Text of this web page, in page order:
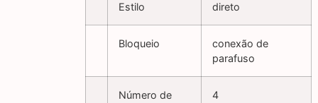
Estilo direto
Bloqueio
conexão de
parafuso
Número de
4